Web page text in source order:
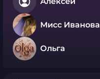
Мисс Иванова
Ольга